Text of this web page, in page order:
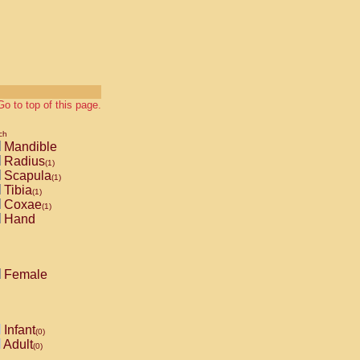
to top of this page.
Mandible
Radius(1)
Scapula(1)
Tibia(1)
Coxae(1)
Hand
Female
Infant(0)
Adult(0)